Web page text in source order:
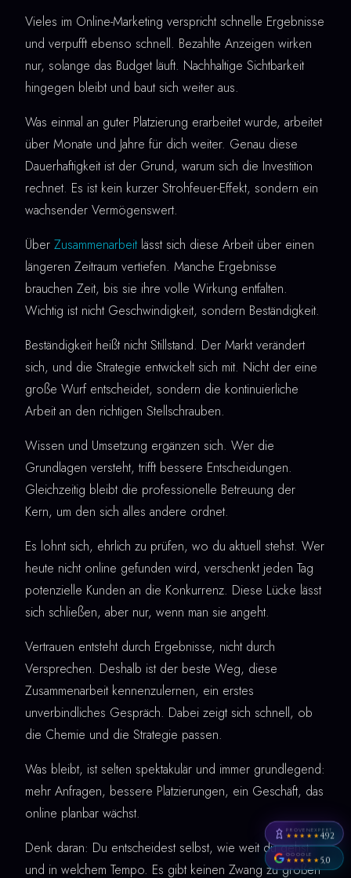
Vieles im Online-Marketing verspricht schnelle Ergebnisse
und verpufft ebenso schnell. Bezahlte Anzeigen wirken
nur, solange das Budget läuft. Nachhaltige Sichtbarkeit
hingegen bleibt und baut sich weiter aus.
Was einmal an guter Platzierung erarbeitet wurde, arbeitet
über Monate und Jahre für dich weiter. Genau diese
Dauerhaftigkeit ist der Grund, warum sich die Investition
rechnet. Es ist kein kurzer Strohfeuer-Effekt, sondern ein
wachsender Vermögenswert.
Über Zusammenarbeit lässt sich diese Arbeit über einen
längeren Zeitraum vertiefen. Manche Ergebnisse
brauchen Zeit, bis sie ihre volle Wirkung entfalten.
Wichtig ist nicht Geschwindigkeit, sondern Beständigkeit.
Beständigkeit heißt nicht Stillstand. Der Markt verändert
sich, und die Strategie entwickelt sich mit. Nicht der eine
große Wurf entscheidet, sondern die kontinuierliche
Arbeit an den richtigen Stellschrauben.
Wissen und Umsetzung ergänzen sich. Wer die
Grundlagen versteht, trifft bessere Entscheidungen.
Gleichzeitig bleibt die professionelle Betreuung der
Kern, um den sich alles andere ordnet.
Es lohnt sich, ehrlich zu prüfen, wo du aktuell stehst. Wer
heute nicht online gefunden wird, verschenkt jeden Tag
potenzielle Kunden an die Konkurrenz. Diese Lücke lässt
sich schließen, aber nur, wenn man sie angeht.
Vertrauen entsteht durch Ergebnisse, nicht durch
Versprechen. Deshalb ist der beste Weg, diese
Zusammenarbeit kennenzulernen, ein erstes
unverbindliches Gespräch. Dabei zeigt sich schnell, ob
die Chemie und die Strategie passen.
Was bleibt, ist selten spektakulär und immer grundlegend:
mehr Anfragen, bessere Platzierungen, ein Geschäft, das
online planbar wächst.
Denk daran: Du entscheidest selbst, wie weit du gehst
und in welchem Tempo. Es gibt keinen Zwang zu großen
PROVENEXPERT
★★★★★4,92
GOOGLE
★★★★★5,0